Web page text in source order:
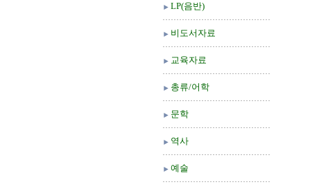
LP(음반)
비도서자료
교육자료
총류/어학
문학
역사
예술